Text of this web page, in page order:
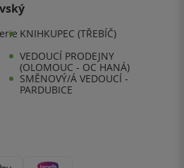
KNIHKUPEC (TŘEBÍČ)
VEDOUCÍ PRODEJNY
(OLOMOUC - OC HANÁ)
SMĚNOVÝ/Á VEDOUCÍ -
PARDUBICE